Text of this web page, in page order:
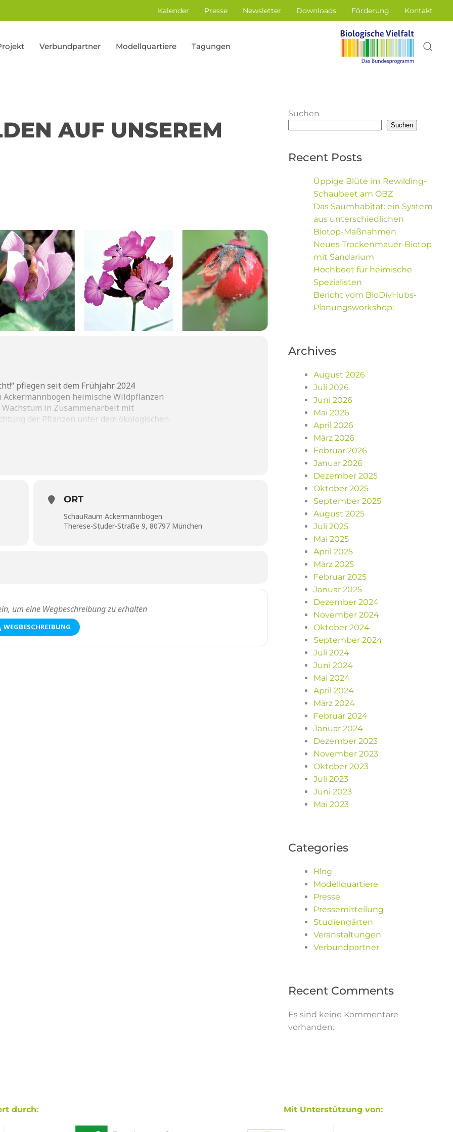
Kalender Presse Newsletter Downloads Förderung Kontakt
Verbundpartner Modellquartiere Tagungen
AUF UNSEREM
pflegen seit dem Frühjahr 2024
heimische Wildpflanzen
in Zusammenarbeit mit
der Pflanzen unter dem ökologischen
ORT
SchauRaum Ackermannbogen
Therese-Studer-Straße 9, 80797 München
WEGBESCHREIBUNG
Suchen
Suchen
Recent Posts
Üppige Blüte im Rewilding-
Schaubeet am ÖBZ
Das Saumhabitat: ein System
aus unterschiedlichen
Biotop-Maßnahmen
Neues Trockenmauer-Biotop
mit Sandarium
Hochbeet für heimische
Spezialisten
Bericht vom BioDivHubs-
Planungsworkshop:
Archives
August 2026
Juli 2026
Juni 2026
Mai 2026
April 2026
März 2026
Februar 2026
Januar 2026
Dezember 2025
Oktober 2025
September 2025
August 2025
Juli 2025
Mai 2025
April 2025
März 2025
Februar 2025
Januar 2025
Dezember 2024
November 2024
Oktober 2024
September 2024
Juli 2024
Juni 2024
Mai 2024
April 2024
März 2024
Februar 2024
Januar 2024
Dezember 2023
November 2023
Oktober 2023
Juli 2023
Juni 2023
Mai 2023
Categories
Blog
Modellquartiere
Presse
Pressemitteilung
Studiengärten
Veranstaltungen
Verbundpartner
Recent Comments
Es sind keine Kommentare
vorhanden.
durch: Mit Unterstützung von: